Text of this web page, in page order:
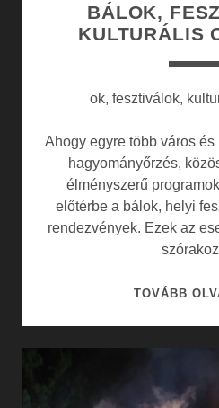
BÁLOK,
KULTURÁLIS
ok, fesztiválok,
Ahogy egyre több város
hagyományőrzés,
élményszerű
előtérbe a bálok, helyi
rendezvények. Ezek az
TOVÁBB